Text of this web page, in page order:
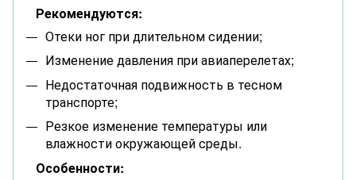
Рекомендуются:
Отеки ног при длительном сидении;
Изменение давления при авиаперелетах;
Недостаточная подвижность в тесном
транспорте;
Резкое изменение температуры или
влажности окружающей среды.
Особенности: